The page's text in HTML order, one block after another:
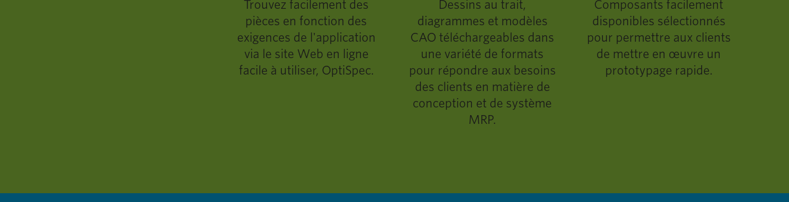
Trouvez facilement des
pièces en fonction des
exigences de l'application
via le site Web en ligne
facile à utiliser, OptiSpec.
Dessins au trait,
diagrammes et modèles
CAO téléchargeables dans
une variété de formats
pour répondre aux besoins
des clients en matière de
conception et de système
MRP.
Composants facilement
disponibles sélectionnés
pour permettre aux clients
de mettre en œuvre un
prototypage rapide.